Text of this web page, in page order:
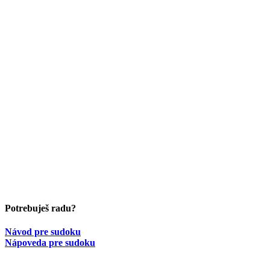
Potrebuješ radu?
Návod pre sudoku
Nápoveda pre sudoku